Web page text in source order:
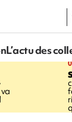
L’actu des